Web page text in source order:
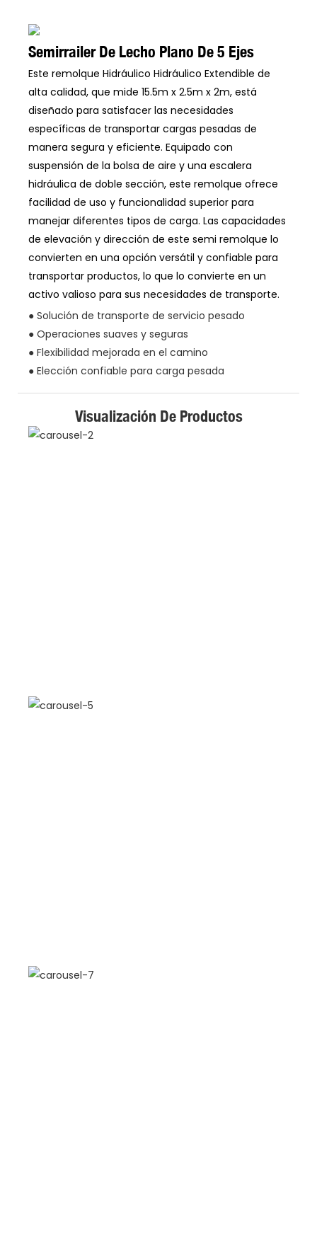
Semirrailer De Lecho Plano De 5 Ejes
Este remolque Hidráulico Hidráulico Extendible de
alta calidad, que mide 15.5m x 2.5m x 2m, está
diseñado para satisfacer las necesidades
específicas de transportar cargas pesadas de
manera segura y eficiente. Equipado con
suspensión de la bolsa de aire y una escalera
hidráulica de doble sección, este remolque ofrece
facilidad de uso y funcionalidad superior para
manejar diferentes tipos de carga. Las capacidades
de elevación y dirección de este semi remolque lo
convierten en una opción versátil y confiable para
transportar productos, lo que lo convierte en un
activo valioso para sus necesidades de transporte.
● Solución de transporte de servicio pesado
● Operaciones suaves y seguras
● Flexibilidad mejorada en el camino
● Elección confiable para carga pesada
Visualización De Productos